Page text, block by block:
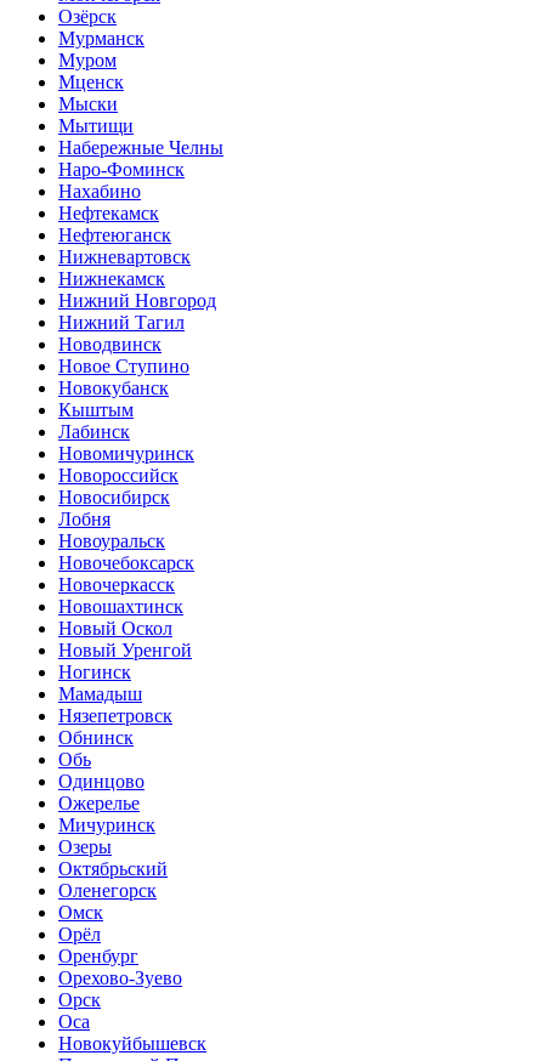
Озёрск
Мурманск
Муром
Мценск
Мыски
Мытищи
Набережные Челны
Наро-Фоминск
Нахабино
Нефтекамск
Нефтеюганск
Нижневартовск
Нижнекамск
Нижний Новгород
Нижний Тагил
Новодвинск
Новое Ступино
Новокубанск
Кыштым
Лабинск
Новомичуринск
Новороссийск
Новосибирск
Лобня
Новоуральск
Новочебоксарск
Новочеркасск
Новошахтинск
Новый Оскол
Новый Уренгой
Ногинск
Мамадыш
Нязепетровск
Обнинск
Обь
Одинцово
Ожерелье
Мичуринск
Озеры
Октябрьский
Оленегорск
Омск
Орёл
Оренбург
Орехово-Зуево
Орск
Оса
Новокуйбышевск